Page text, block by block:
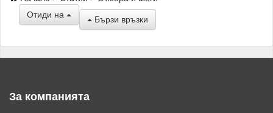
Отиди на
Бързи връзки
За компанията